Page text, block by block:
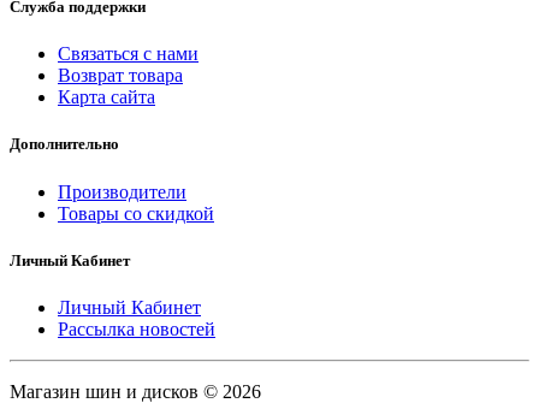
Служба поддержки
Связаться с нами
Возврат товара
Карта сайта
Дополнительно
Производители
Товары со скидкой
Личный Кабинет
Личный Кабинет
Рассылка новостей
Магазин шин и дисков © 2026